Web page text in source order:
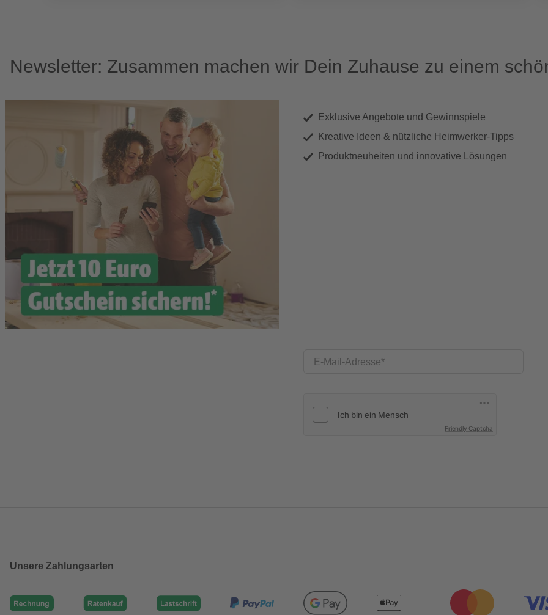
Newsletter: Zusammen machen wir Dein Zuhause zu einem
Exklusive Angebote und Gewinnspiele
Kreative Ideen & nützliche Heimwerker-Tipps
Produktneuheiten und innovative Lösungen
E-Mail-Adresse
Friendly Captcha
Unsere Zahlungsarten